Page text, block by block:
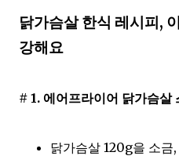
닭가슴살 한식 레시피,
강해요
# 1. 에어프라이어 닭가슴살
닭가슴살 120g을 소금